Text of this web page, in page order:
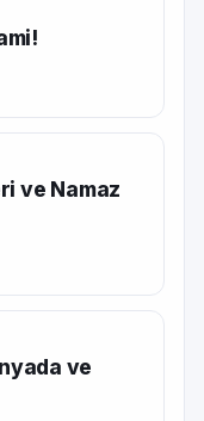
ve Namaz
ve